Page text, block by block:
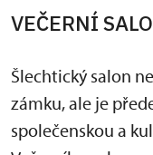
VEČERNÍ
Šlechtický salon
zámku, ale je
společenskou a